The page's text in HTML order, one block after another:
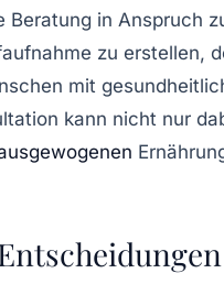
in Anspruch
zu erstellen,
mit
kann nicht nur